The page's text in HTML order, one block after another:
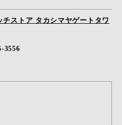
チストア タカシマヤゲートタワ
3556